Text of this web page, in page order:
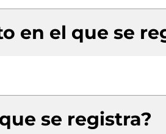
en el que se
se registra?